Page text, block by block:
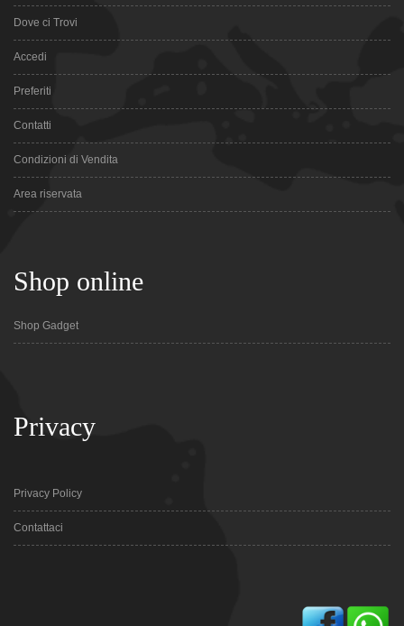
Dove ci Trovi
Accedi
Preferiti
Contatti
Condizioni di Vendita
Area riservata
Shop online
Shop Gadget
Privacy
Privacy Policy
Contattaci